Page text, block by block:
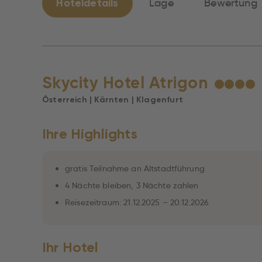
Hoteldetails Lage Bewertung
Skycity Hotel Atrigon ★★★★
Österreich | Kärnten | Klagenfurt
Ihre Highlights
gratis Teilnahme an Altstadtführung
4 Nächte bleiben, 3 Nächte zahlen
Reisezeitraum: 21.12.2025 – 20.12.2026
Ihr Hotel